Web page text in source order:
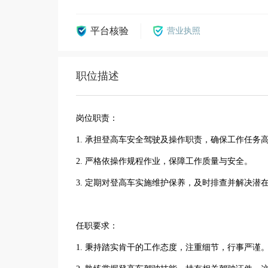
平台核验 营业执照
职位描述
岗位职责：
1. 承担登高车安全驾驶及操作职责，确保工作任务高
2. 严格依操作规程作业，保障工作质量与安全。
3. 定期对登高车实施维护保养，及时排查并解决潜在
任职要求：
1. 秉持踏实肯干的工作态度，注重细节，行事严谨。